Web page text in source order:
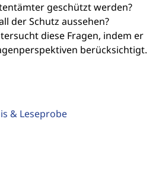
& Leseprobe
geschützt werden?
der Schutz aussehen?
diese Fragen, indem er
berücksichtigt.